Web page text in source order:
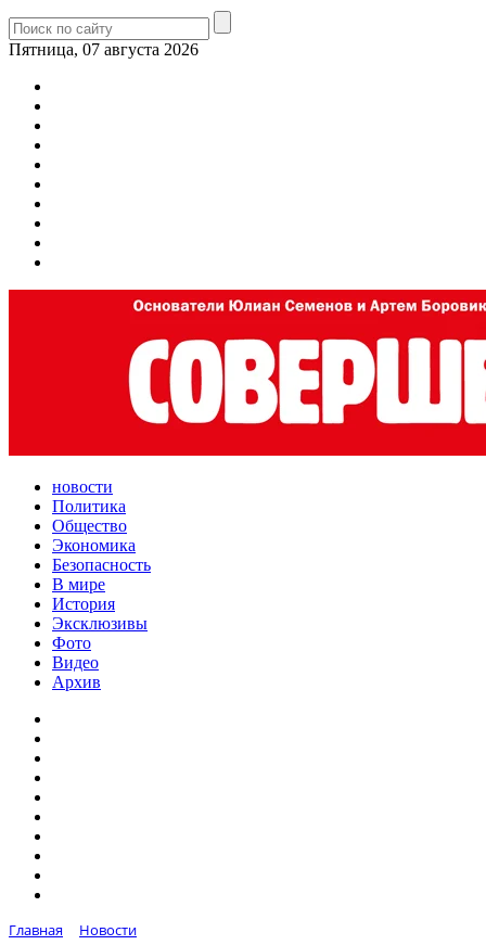
Пятница, 07 августа 2026
новости
Политика
Общество
Экономика
Безопасность
В мире
История
Эксклюзивы
Фото
Видео
Архив
Главная
Новости